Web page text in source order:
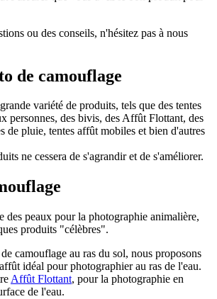
ou des conseils, n'hésitez pas à nous
de camouflage
variété de produits, tels que des tentes
personnes, des bivis, des Affût Flottant, des
de pluie, tentes affût mobiles et bien d'autres
ne cessera de s'agrandir et de s'améliorer.
des peaux pour la photographie animalière,
produits "célèbres".
camouflage au ras du sol, nous proposons
idéal pour photographier au ras de l'eau.
Affût Flottant, pour la photographie en
de l'eau.